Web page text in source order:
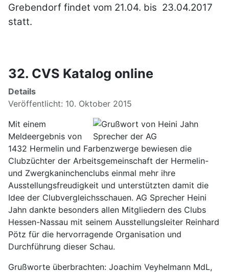
Grebendorf findet vom 21.04. bis 23.04.2017
statt.
32. CVS Katalog online
Details
Veröffentlicht: 10. Oktober 2015
Mit einem
Meldeergebnis von
1432 Hermelin und Farbenzwerge bewiesen die
Clubzüchter der Arbeitsgemeinschaft der Hermelin-
und Zwergkaninchenclubs einmal mehr ihre
Ausstellungsfreudigkeit und unterstützten damit die
Idee der Clubvergleichsschauen. AG Sprecher Heini
Jahn dankte besonders allen Mitgliedern des Clubs
Hessen-Nassau mit seinem Ausstellungsleiter Reinhard
Pötz für die hervorragende Organisation und
Durchführung dieser Schau.
Grußworte überbrachten: Joachim Veyhelmann MdL,